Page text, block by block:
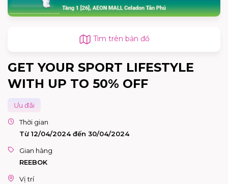
Tìm trên bản đồ
GET YOUR SPORT LIFESTYLE
WITH UP TO 50% OFF
Ưu đãi
Thời gian
Từ 12/04/2024 đến 30/04/2024
Gian hàng
REEBOK
Vị trí